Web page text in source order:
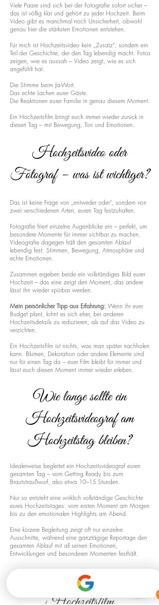
Viele Paare sind sich bei der Fotografie sofort sicher –
das ist völlig klar und gehört zu jeder Hochzeit. Beim
Video gibt es manchmal noch Unsicherheit, obwohl
genau hier die stärksten Emotionen entstehen.
Für mich ist Hochzeitsvideo kein „Zusatz“, sondern ein
Teil der Geschichte, der den Tag lebendig macht. Fotos
zeigen, wie es aussah – Video zeigt, wie es sich
angefühlt hat.
Die Stimme beim Ja-Wort.
Das echte Lachen eurer Gäste.
Die Reaktionen eurer Familie in genau diesem Moment.
Ein Hochzeitsfilm bringt euch immer wieder zurück in
diesen Tag – mit Bewegung, Ton und Emotionen.
Hochzeitsvideo oder
Fotograf – was ist wichtiger?
Das ist keine Frage von „entweder oder“, sondern von
zwei verschiedenen Arten, euren Tag festzuhalten.
Fotografie friert einzelne Augenblicke ein – perfekt, um
besondere Momente für immer sichtbar zu machen.
Videografie dagegen hält den gesamten Ablauf
lebendig fest: Stimmen, Bewegung, Atmosphäre und
echte Emotionen.
Zusammen ergeben beide ein vollständiges Bild eurer
Hochzeit – das eine zeigt den Moment, das andere
lässt ihn wieder spürbar werden.
Mein persönlicher Tipp aus Erfahrung: Wenn ihr euer
Budget plant, lohnt es sich eher, bei anderen
Hochzeitsdetails zu reduzieren, als auf das Video zu
verzichten.
Ein Hochzeitsfilm ist nichts, was man später nachholen
kann. Blumen, Dekoration oder andere Elemente sind
nur für einen Tag da – euer Film bleibt für immer und
lässt euch diesen Moment immer wieder erleben.
Wie lange sollte ein
Hochzeitsvideograf am
Hochzeitstag bleiben?
Idealerweise begleitet ein Hochzeitsvideograf euren
gesamten Tag – vom Getting Ready bis zum
Brautstraußwurf, also etwa 10–15 Stunden.
Nur so entsteht eine wirklich vollständige Geschichte
eures Hochzeitstages: vom ersten Moment am Morgen
bis zu den emotionalen Highlights am Abend.
Eine kürzere Begleitung zeigt oft nur einzelne
Ausschnitte, während eine ganztägige Reportage den
gesamten Ablauf mit all seinen Emotionen,
Entwicklungen und besonderen Momenten festhält.
Drohnenaufnahmen für euren